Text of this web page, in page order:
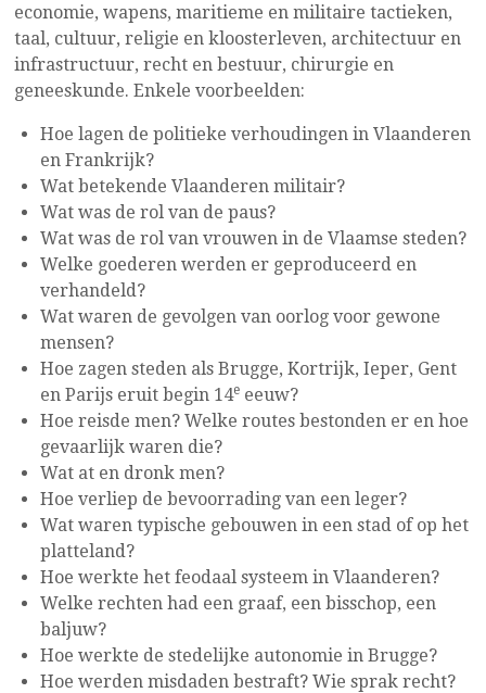
economie, wapens, maritieme en militaire tactieken,
taal, cultuur, religie en kloosterleven, architectuur en
infrastructuur, recht en bestuur, chirurgie en
geneeskunde. Enkele voorbeelden:
Hoe lagen de politieke verhoudingen in Vlaanderen
en Frankrijk?
Wat betekende Vlaanderen militair?
Wat was de rol van de paus?
Wat was de rol van vrouwen in de Vlaamse steden?
Welke goederen werden er geproduceerd en
verhandeld?
Wat waren de gevolgen van oorlog voor gewone
mensen?
Hoe zagen steden als Brugge, Kortrijk, Ieper, Gent
en Parijs eruit begin 14eeeuw?
Hoe reisde men? Welke routes bestonden er en hoe
gevaarlijk waren die?
Wat at en dronk men?
Hoe verliep de bevoorrading van een leger?
Wat waren typische gebouwen in een stad of op het
platteland?
Hoe werkte het feodaal systeem in Vlaanderen?
Welke rechten had een graaf, een bisschop, een
baljuw?
Hoe werkte de stedelijke autonomie in Brugge?
Hoe werden misdaden bestraft? Wie sprak recht?